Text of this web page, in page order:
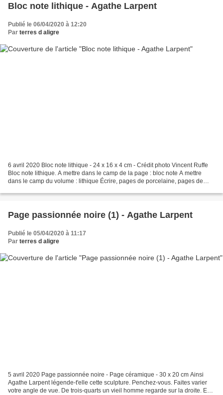
Bloc note lithique - Agathe Larpent
Publié le 06/04/2020 à 12:20
Par terres d aligre
6 avril 2020 Bloc note lithique - 24 x 16 x 4 cm - Crédit photo Vincent Ruffe
Bloc note lithique. A mettre dans le camp de la page : bloc note A mettre
dans le camp du volume : lithique Écrire, pages de porcelaine, pages de
Page passionnée noire (1) - Agathe Larpent
Publié le 05/04/2020 à 11:17
Par terres d aligre
5 avril 2020 Page passionnée noire - Page céramique - 30 x 20 cm Ainsi
Agathe Larpent légende-t'elle cette sculpture. Penchez-vous. Faites varier
votre angle de vue. De trois-quarts un vieil homme regarde sur la droite. Est-